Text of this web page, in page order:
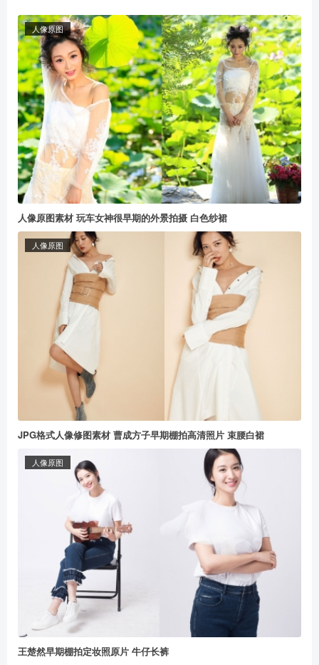
人像原图
人像原图素材 玩车女神很早期的外景拍摄 白色纱裙
人像原图
JPG格式人像修图素材 曹成方子早期棚拍高清照片 束腰白裙
人像原图
王楚然早期棚拍定妆照原片 牛仔长裤